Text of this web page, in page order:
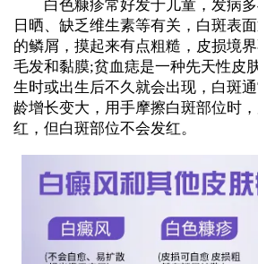
白色糠疹常好发于儿童，发病多
日晒、缺乏维生素等有关，白斑表
的鳞屑，摸起来有点粗糙，皮损境
毛发和黏膜;贫血痣是一种先天性皮
生时或出生后不久就会出现，白斑
龄增长变大，用手摩擦白斑部位时
红，但白斑部位不会发红。